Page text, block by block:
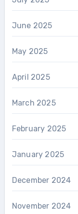
June 2025
May 2025
April 2025
March 2025
February 2025
January 2025
December 2024
November 2024